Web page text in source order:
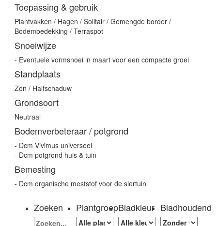
Toepassing & gebruik
Plantvakken / Hagen / Solitair / Gemengde border /
Bodembedekking / Terraspot
Snoeiwijze
- Eventuele vormsnoei in maart voor een compacte groei
Standplaats
Zon / Halfschaduw
Grondsoort
Neutraal
Bodemverbeteraar / potgrond
- Dcm Vivimus universeel
- Dcm potgrond huis & tuin
Bemesting
- Dcm organische meststof voor de siertuin
Zoeken PlantgroepBladkleur Bladhoudend